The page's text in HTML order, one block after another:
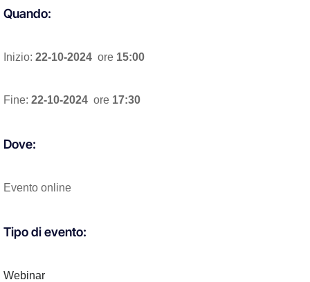
Quando:
Inizio: 22-10-2024 ore 15:00
Fine: 22-10-2024 ore 17:30
Dove:
Evento online
Tipo di evento:
Webinar